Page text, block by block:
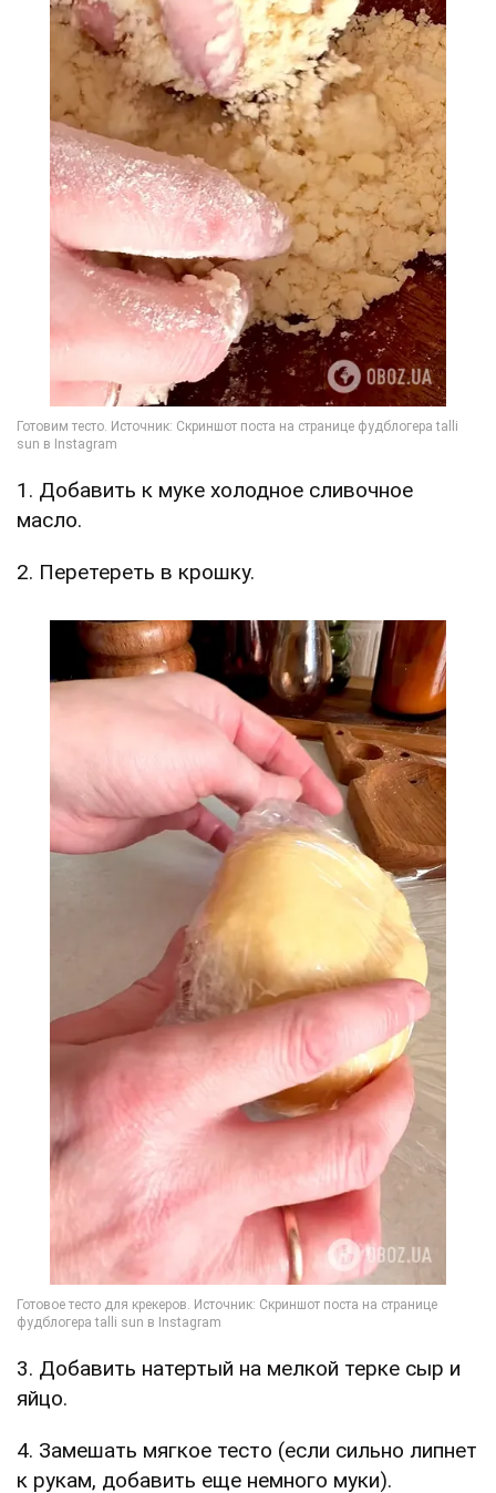
1. Добавить к муке холодное сливочное
масло.
2. Перетереть в крошку.
3. Добавить натертый на мелкой терке сыр и
яйцо.
4. Замешать мягкое тесто (если сильно липнет
к рукам, добавить еще немного муки).